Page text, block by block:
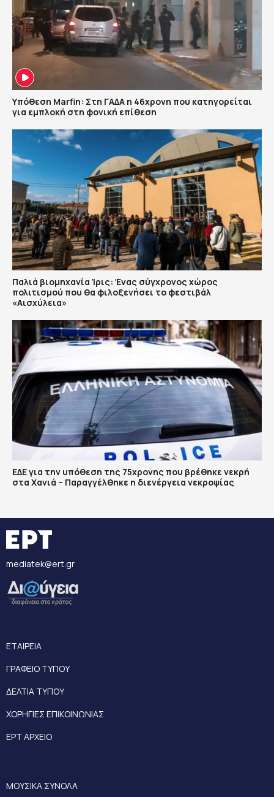
Υπόθεση Marfin: Στη ΓΑΔΑ η 46χρονη που κατηγορείται
για εμπλοκή στη φονική επίθεση
Παλιά βιομηχανία Ίρις: Ένας σύγχρονος χώρος
πολιτισμού που θα φιλοξενήσει το φεστιβάλ
«Αισχύλεια»
ΕΔΕ για την υπόθεση της 75χρονης που βρέθηκε νεκρή
στα Χανιά – Παραγγέλθηκε η διενέργεια νεκροψίας
mediatek@ert.gr
ΕΤΑΙΡΕΙΑ
ΓΡΑΦΕΙΟ ΤΥΠΟΥ
ΔΕΛΤΙΑ ΤΥΠΟΥ
ΧΟΡΗΓΙΕΣ ΕΠΙΚΟΙΝΩΝΙΑΣ
ΕΡΤ ΑΡΧΕΙΟ
ΜΟΥΣΙΚΑ ΣΥΝΟΛΑ